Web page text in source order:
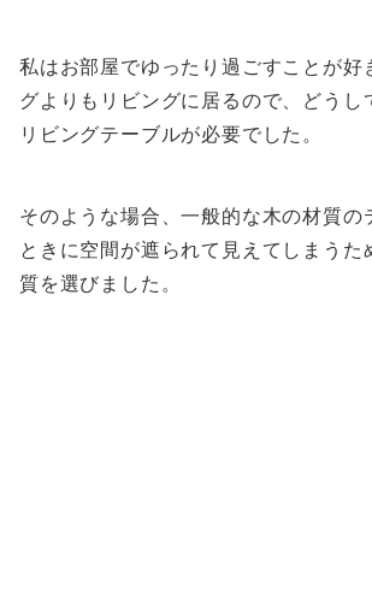
私はお部屋でゆったり過ごすことが好
グよりもリビングに居るので、どうし
リビングテーブルが必要でした。
そのような場合、一般的な木の材質の
ときに空間が遮られて見えてしまうた
質を選びました。